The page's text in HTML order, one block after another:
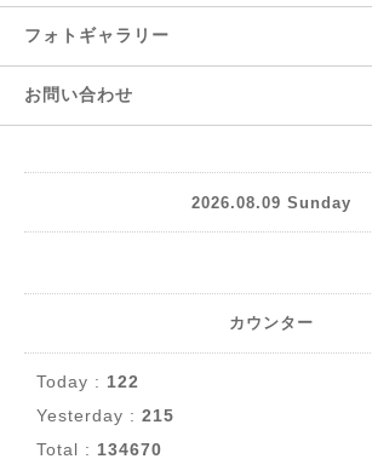
フォトギャラリー
お問い合わせ
2026.08.09 Sunday
カウンター
Today : 122
Yesterday : 215
Total : 134670